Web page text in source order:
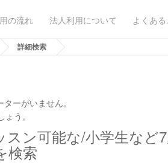
の流れ 法人利用について よくあ
詳細検索
ーがいません。
う。
スン可能な/小学生など
検索